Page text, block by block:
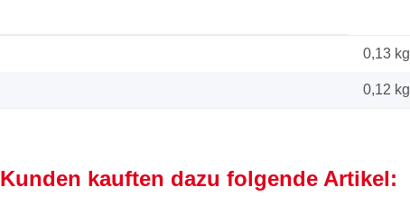
0,13 kg
0,12 kg
Kunden kauften dazu folgende Artikel: